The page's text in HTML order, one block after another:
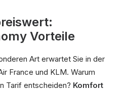
Vorteile
Art erwartet Sie in der
France und KLM. Warum
Tarif entscheiden? Komfort